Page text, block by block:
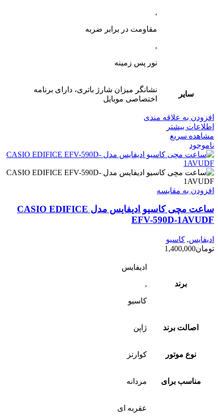
,
مقاومت در برابر ضربه
,
نور پس زمینه
سایر
نشانگر میزان شارژ باتری، دارای برنامه
اختصاصی موبایل
افزودن به علاقه مندی
اطلاعات بیشتر
مشاهده سریع
ناموجود
افزودن به مقایسه
ساعت مچی کاسیو ادیفایس مدل CASIO EDIFICE
EFV-590D-1AVUDF
ادیفایس, کاسیو
تومان1,400,000
برند
ادیفایس
,
کاسیو
اصالت برند ژاپن
نوع موتور کوارتز
مناسب برای مردانه
عقربه ای